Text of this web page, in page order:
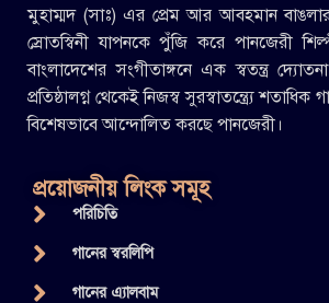
মুহাম্মদ (সাঃ) এর প্রেম আর আবহমান
স্রোতস্বিনী যাপনকে পুঁজি করে পানজেরী
বাংলাদেশের সংগীতাঙ্গনে এক স্বতন্ত্র
প্রতিষ্ঠালগ্ন থেকেই নিজস্ব সুরস্বাতন্ত্র্যে শতাধিক
বিশেষভাবে আন্দোলিত করছে পানজেরী।
প্রয়োজনীয় লিংক সমূহ
পরিচিতি
গানের স্বরলিপি
গানের এ্যালবাম